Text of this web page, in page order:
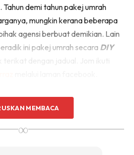
demi tahun pakej umrah
mungkin kerana beberapa
agensi berbuat demikian. Lain
ini pakej umrah secara DIY
selamat menunaikan Umrah
MEMBACA
∞